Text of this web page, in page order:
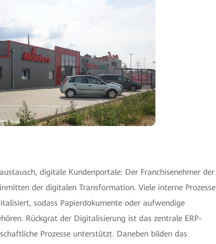
digitale Kundenportale: Der Franchisenehmer der
der digitalen Transformation. Viele interne Prozesse
sodass Papierdokumente oder aufwendige
Rückgrat der Digitalisierung ist das zentrale ERP-
Prozesse unterstützt. Daneben bilden das